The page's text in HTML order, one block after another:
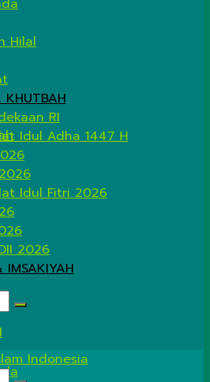
Hilal
KHUTBAH
RI
Idul Adha 1447 H
Idul Fitri 2026
2026
IMSAKIYAH